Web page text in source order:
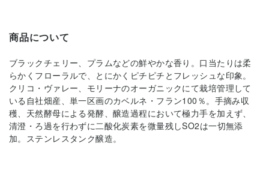
商品について
ブラックチェリー、プラムなどの鮮やかな香り。口当たりは柔
らかくフローラルで、とにかくピチピチとフレッシュな印象。
クリコ・ヴァレー、モリーナのオーガニックにて栽培管理して
いる自社畑産、単一区画のカベルネ・フラン100％。手摘み収
穫、天然酵母による発酵、醸造過程において極力手を加えず、
清澄・ろ過を行わずに二酸化炭素を微量残しSO2は一切無添
加。ステンレスタンク醸造。